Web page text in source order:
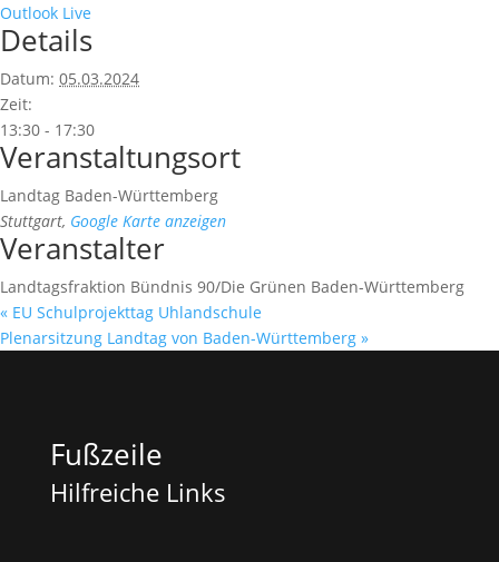
Outlook Live
Details
Datum: 05.03.2024
Zeit:
13:30 - 17:30
Veranstaltungsort
Landtag Baden-Württemberg
Stuttgart, Google Karte anzeigen
Veranstalter
Landtagsfraktion Bündnis 90/Die Grünen Baden-Württemberg
« EU Schulprojekttag Uhlandschule
Plenarsitzung Landtag von Baden-Württemberg »
Fußzeile
Hilfreiche Links